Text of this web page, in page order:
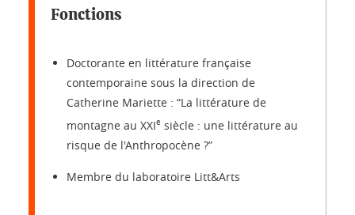
Fonctions
Doctorante en littérature française
contemporaine sous la direction de
Catherine Mariette : “La littérature de
montagne au XXIe siècle : une littérature au
risque de l'Anthropocène ?”
Membre du laboratoire Litt&Arts